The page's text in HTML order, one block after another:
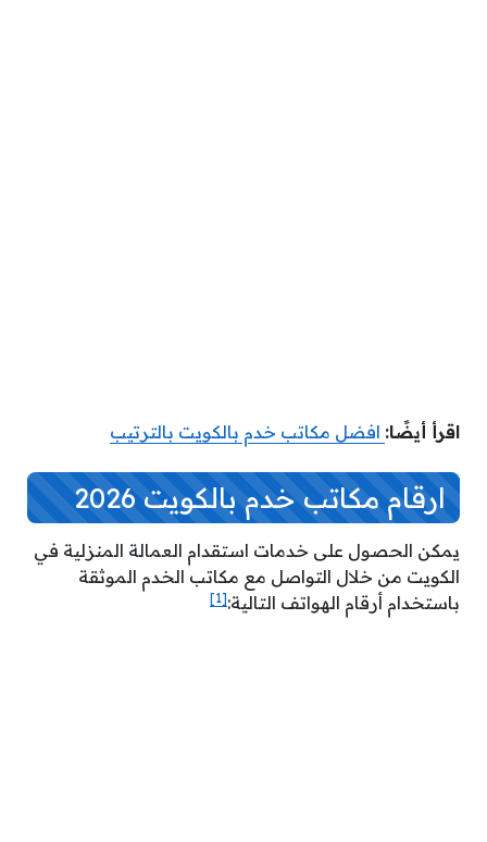
اقرأ أيضًا: افضل مكاتب خدم بالكويت بالترتيب
ارقام مكاتب خدم بالكويت 2026
يمكن الحصول على خدمات استقدام العمالة المنزلية في
الكويت من خلال التواصل مع مكاتب الخدم الموثقة
باستخدام أرقام الهواتف التالية:[1]